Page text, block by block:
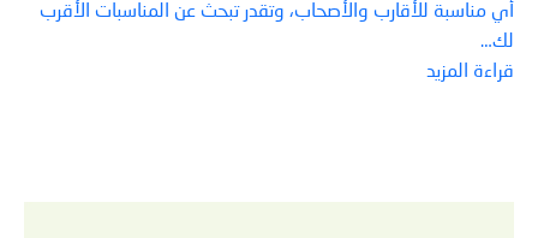
أي مناسبة للأقارب والأصحاب، وتقدر تبحث عن المناسبات الأقرب
لك…
قراءة المزيد